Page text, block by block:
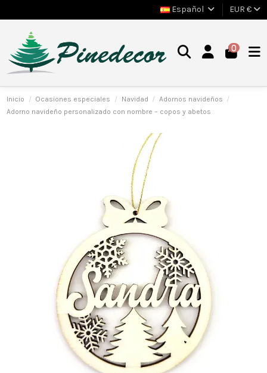
Español EUR €
0
Inicio Ocasiones especiales Navidad
Adornos navideños
Adorno navideño personalizado con nombre – copos y abetos